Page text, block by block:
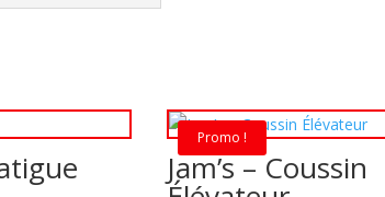
Promo !
Jam’s – Coussin